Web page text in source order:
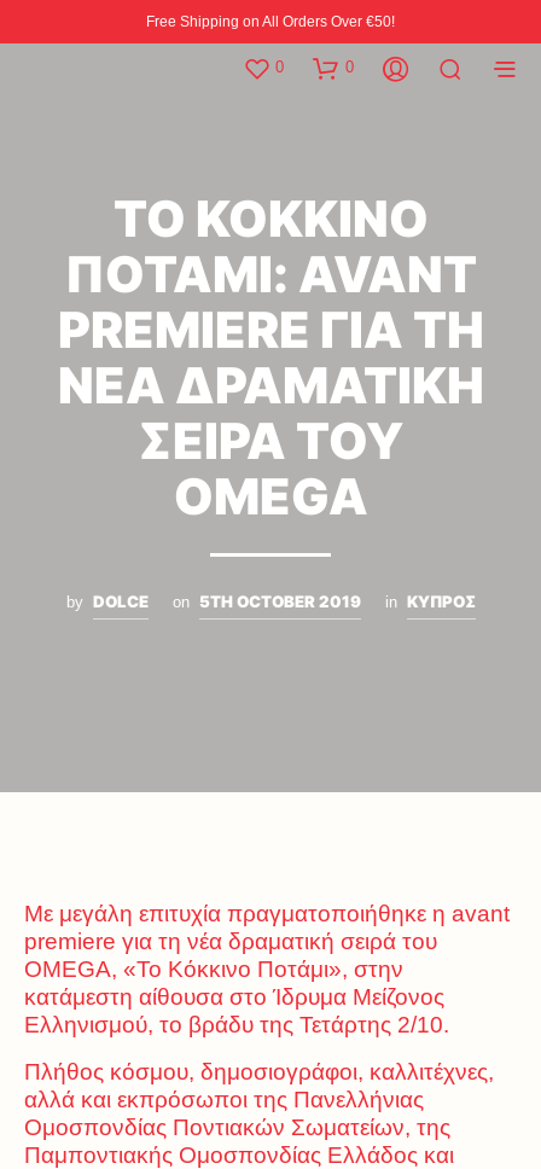
Free Shipping on All Orders Over €50!
0 0
ΤΟ ΚΟΚΚΙΝΟ
ΠΟΤΑΜΙ: AVANT
PREMIERE ΓΙΑ ΤΗ
ΝΕΑ ΔΡΑΜΑΤΙΚΗ
ΣΕΙΡΑ ΤΟΥ
OMEGA
by DOLCE on 5TH OCTOBER 2019 in ΚΥΠΡΟΣ
Με μεγάλη επιτυχία πραγματοποιήθηκε η avant
premiere για τη νέα δραματική σειρά του
OMEGA, «Το Κόκκινο Ποτάμι», στην
κατάμεστη αίθουσα στο Ίδρυμα Μείζονος
Ελληνισμού, το βράδυ της Τετάρτης 2/10.
Πλήθος κόσμου, δημοσιογράφοι, καλλιτέχνες,
αλλά και εκπρόσωποι της Πανελλήνιας
Ομοσπονδίας Ποντιακών Σωματείων, της
Παμποντιακής Ομοσπονδίας Ελλάδος και